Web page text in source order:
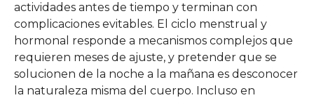
actividades antes de tiempo y terminan con
complicaciones evitables. El ciclo menstrual y
hormonal responde a mecanismos complejos que
requieren meses de ajuste, y pretender que se
solucionen de la noche a la mañana es desconocer
la naturaleza misma del cuerpo. Incluso en